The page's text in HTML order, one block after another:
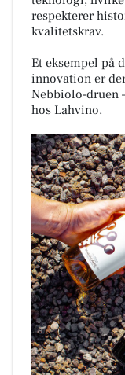
respekterer
kvalitetskrav.
Et eksempel på
innovation er
Nebbiolo-druen
hos Lahvino.